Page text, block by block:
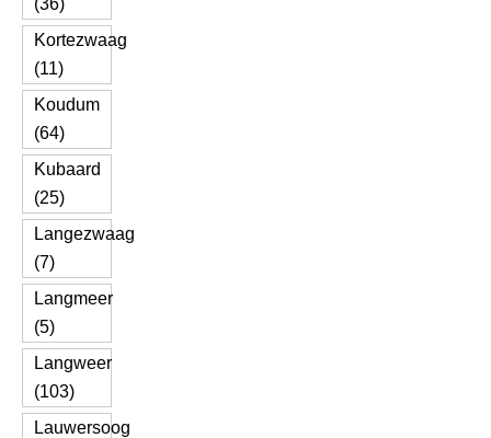
(36)
Kortezwaag
(11)
Koudum
(64)
Kubaard
(25)
Langezwaag
(7)
Langmeer
(5)
Langweer
(103)
Lauwersoog